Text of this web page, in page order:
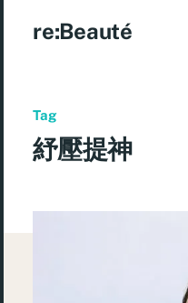
re:Beauté
Tag
紓壓提神